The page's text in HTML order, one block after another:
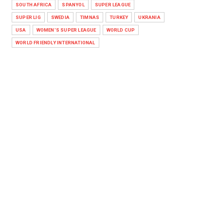
SOUTH AFRICA SPANYOL SUPER LEAGUE
SUPER LIG SWEDIA TIMNAS TURKEY UKRANIA
USA WOMEN'S SUPER LEAGUE WORLD CUP
WORLD FRIENDLY INTERNATIONAL